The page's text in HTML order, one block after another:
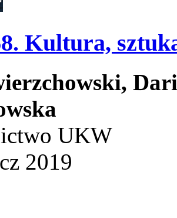
Kultura,
UKW
2019